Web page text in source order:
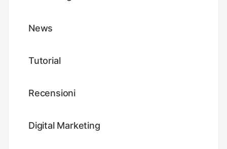
News
Tutorial
Recensioni
Digital Marketing